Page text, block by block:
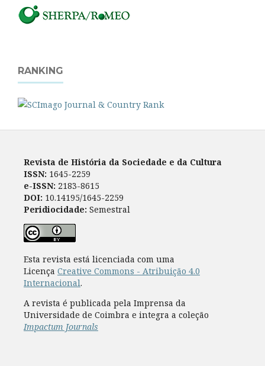
RANKING
Revista de História da Sociedade e da Cultura
ISSN: 1645-2259
e-ISSN: 2183-8615
DOI: 10.14195/1645-2259
Peridiocidade: Semestral
Esta revista está licenciada com uma
Licença Creative Commons - Atribuição 4.0
Internacional.
A revista é publicada pela Imprensa da
Universidade de Coimbra e integra a coleção
Impactum Journals